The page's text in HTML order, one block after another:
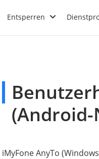
Entsperren
iMyFone AnyTo